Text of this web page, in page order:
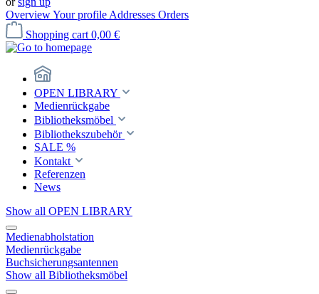
OverviewYour profile Addresses Orders
Shopping cart 0,00 €
OPEN LIBRARY
Medienrückgabe
Bibliotheksmöbel
Bibliothekszubehör
SALE %
Kontakt
Referenzen
News
Show all OPEN LIBRARY
Medienabholstation
Medienrückgabe
Buchsicherungsantennen
Show all Bibliotheksmöbel